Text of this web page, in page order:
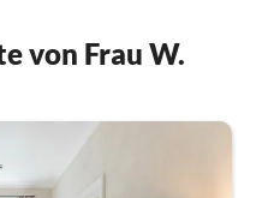
von Frau W.